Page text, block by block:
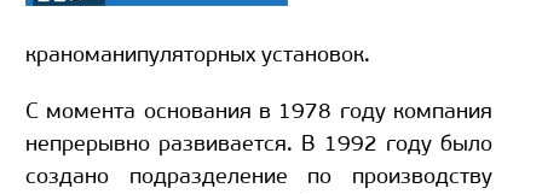
краноманипуляторных установок.
С момента основания в 1978 году компания
непрерывно развивается. В 1992 году было
создано подразделение по производству